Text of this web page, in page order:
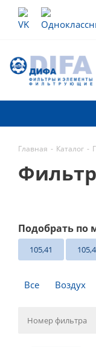
Главная - Каталог -
Подобрать по
105,41
Все Воздух